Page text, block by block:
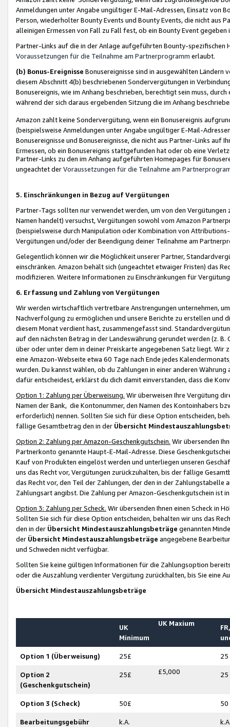
Anmeldungen unter Angabe ungültiger E-Mail-Adressen, Einsatz von
Person, wiederholter Bounty Events und Bounty Events, die nicht
alleinigen Ermessen von Fall zu Fall fest, ob ein Bounty Event
Partner-Links auf die in der Anlage aufgeführten Bounty-spezifischen
Voraussetzungen für die Teilnahme am Partnerprogramm erlaubt.
(b) Bonus-Ereignisse Bonusereignisse sind in ausgewählten Ländern
diesem Abschnitt 4(b) beschriebenen Sondervergütungen in
Bonusereignis, wie im Anhang beschrieben, berechtigt sein muss,
während der sich daraus ergebenden Sitzung die im Anhang
Amazon zahlt keine Sondervergütung, wenn ein Bonusereignis
(beispielsweise Anmeldungen unter Angabe ungültiger E-Mail-
Bonusereignisse und Bonusereignisse, die nicht aus Partner-Links auf
Ermessen, ob ein Bonusereignis stattgefunden hat oder ob eine
Partner-Links zu den im Anhang aufgeführten Homepages für
ungeachtet derVoraussetzungen für die Teilnahme am
5. Einschränkungen in Bezug auf Vergütungen
Partner-Tags sollten nur verwendet werden, um von den
Namen handelt) versuchst, Vergütungen sowohl vom Amazon
(beispielsweise durch Manipulation oder Kombination von
Vergütungen und/oder der Beendigung deiner Teilnahme am
Gelegentlich können wir die Möglichkeit unserer Partner,
einschränken. Amazon behält sich (ungeachtet etwaiger Fristen) das
modifizieren. Weitere Informationen zu Einschränkungen für
6. Erfassung und Zahlung von Vergütungen
Wir werden wirtschaftlich vertretbare Anstrengungen unternehmen,
Nachverfolgung zu ermöglichen und unsere Berichte zu erstellen und
diesem Monat verdient hast, zusammengefasst sind.
auf den nächsten Betrag in der Landeswährung gerundet werden (z.
über oder unter dem in deiner Preiskarte angegebenen Satz liegt.
eine Amazon-Webseite etwa 60 Tage nach Ende jedes
wurden. Du kannst wählen, ob du Zahlungen in einer anderen
dafür entscheidest, erklärst du dich damit einverstanden, dass die
Option 1: Zahlung per Überweisung. Wir überweisen Ihre Vergütung
Namen der Bank, die Kontonummer, den Namen des Kontoinhabers
erforderlich) nennen. Sollten Sie sich für diese Option entscheiden,
fällige Gesamtbetrag den in der Übersicht
Option 2: Zahlung per Amazon-Geschenkgutschein. Wir übersenden
Partnerkonto genannte Haupt-E-Mail-Adresse. Diese
Kauf von Produkten eingelöst werden und unterliegen unseren
uns das Recht vor, Vergütungen zurückzuhalten, bis der fällige
das Recht vor, den Teil der Zahlungen, der den in der
Zahlungsart angibst. Die Zahlung per Amazon-Geschenkgutschein ist
Option 3: Zahlung per Scheck. Wir übersenden Ihnen einen Scheck in
Sollten Sie sich für diese Option entscheiden, behalten wir uns das
den in der Übersicht Mindestauszahlungsbeträge genannten
der Übersicht Mindestauszahlungsbeträge angegebene
und Schweden nicht verfügbar.
Sollten Sie keine gültigen Informationen für die Zahlungsoption
oder die Auszahlung verdienter Vergütung zurückhalten, bis Sie
Übersicht Mindestauszahlungsbeträge
UK
Minimum
UK Maxium
Option 1 (Überweisung) 25£ 25
Option 2
(Geschenkgutschein)
25£ £5,000 25
Option 3 (Scheck) 50£ 50
Bearbeitungsgebühr
k.A.